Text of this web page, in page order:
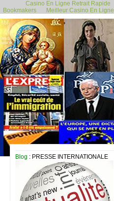
Casino En Ligne Retrait Rapide
Bookmakers
Meilleur Casino En Ligne
Blog : PRESSE INTERNATIONALE